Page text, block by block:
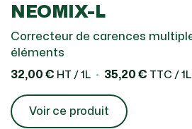
NEOMIX-L
Correcteur de carences
éléments
32,00 € HT / 1L 35,20 € TTC / 1L
Voir ce produit